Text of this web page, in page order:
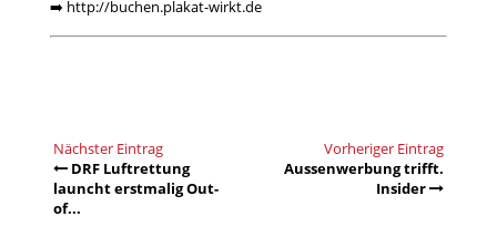
➡️ http://buchen.plakat-wirkt.de
Nächster Eintrag
DRF Luftrettung
launcht erstmalig Out-
of...
Vorheriger Eintrag
Aussenwerbung trifft.
Insider